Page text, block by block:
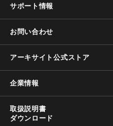
サポート情報
お問い合わせ
アーキサイト公式ストア
企業情報
取扱説明書
ダウンロード